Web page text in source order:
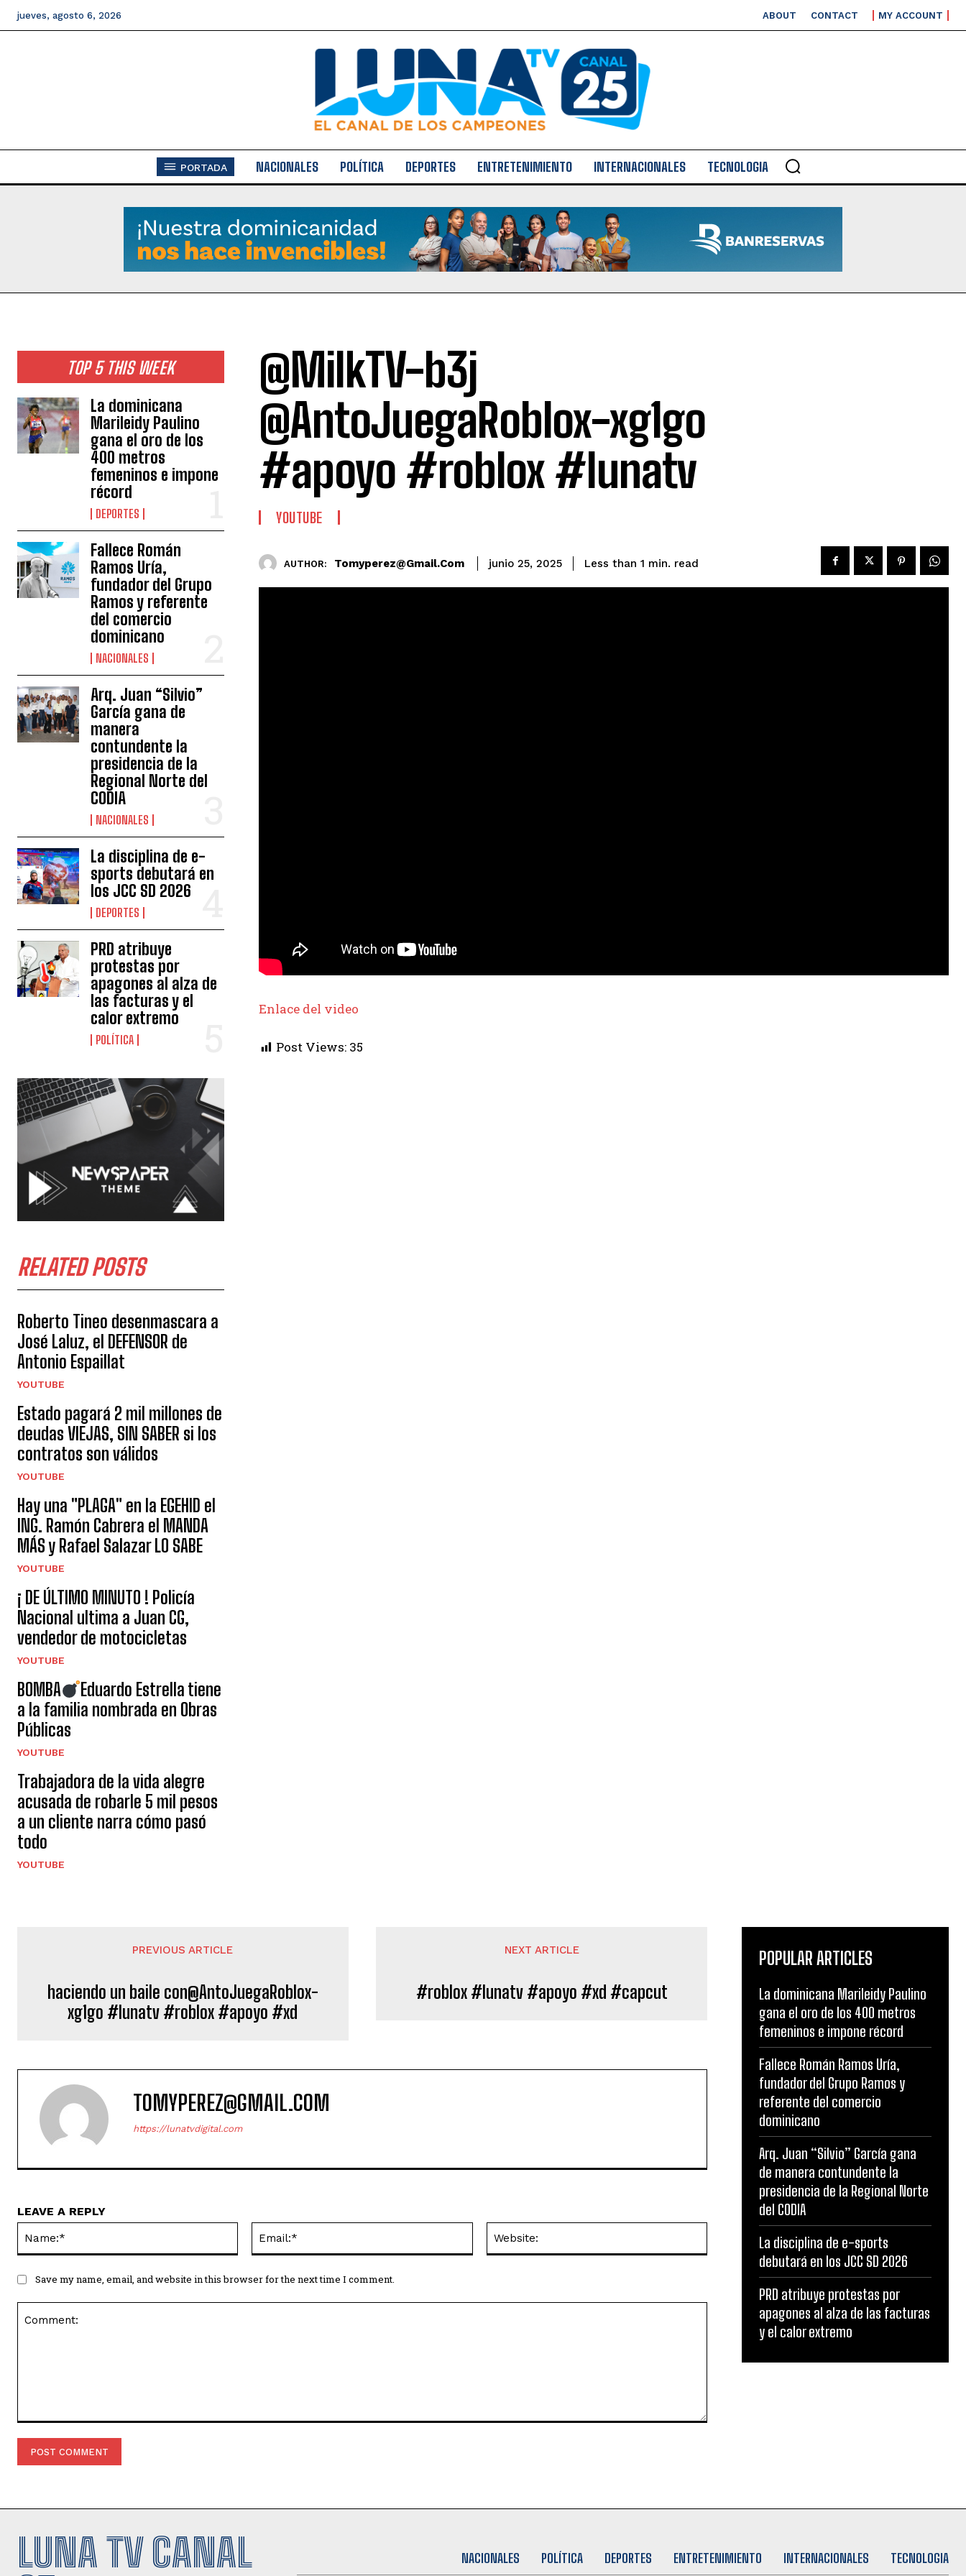
jueves, agosto 6, 2026 ABOUT CONTACT MY ACCOUNT
PORTADA NACIONALES POLÍTICA DEPORTES ENTRETENIMIENTO INTERNACIONALES TECNOLOGIA
TOP 5 THIS WEEK
La dominicana
Marileidy Paulino
gana el oro de los
400 metros
femeninos e impone
récord
DEPORTES
Fallece Román
Ramos Uría,
fundador del Grupo
Ramos y referente
del comercio
dominicano
NACIONALES
Arq. Juan “Silvio”
García gana de
manera
contundente la
presidencia de la
Regional Norte del
CODIA
NACIONALES
La disciplina de e-
sports debutará en
los JCC SD 2026
DEPORTES
PRD atribuye
protestas por
apagones al alza de
las facturas y el
calor extremo
POLÍTICA
RELATED POSTS
Roberto Tineo desenmascara a
José Laluz, el DEFENSOR de
Antonio Espaillat
YOUTUBE
Estado pagará 2 mil millones de
deudas VIEJAS, SIN SABER si los
contratos son válidos
YOUTUBE
Hay una "PLAGA" en la EGEHID el
ING. Ramón Cabrera el MANDA
MÁS y Rafael Salazar LO SABE
YOUTUBE
¡ DE ÚLTIMO MINUTO ! Policía
Nacional ultima a Juan CG,
vendedor de motocicletas
YOUTUBE
BOMBA
Eduardo Estrella tiene
a la familia nombrada en Obras
Públicas
YOUTUBE
Trabajadora de la vida alegre
acusada de robarle 5 mil pesos
a un cliente narra cómo pasó
todo
YOUTUBE
@MilkTV-b3j
@AntoJuegaRoblox-xg1go
#apoyo #roblox #lunatv
YOUTUBE
AUTHOR: Tomyperez@gmail.com junio 25, 2025 Less than 1 min. read
Enlace del video
Post Views: 35
PREVIOUS ARTICLE
haciendo un baile con@AntoJuegaRoblox-
xg1go #lunatv #roblox #apoyo #xd
NEXT ARTICLE
#roblox #lunatv #apoyo #xd #capcut
TOMYPEREZ@GMAIL.COM
https://lunatvdigital.com
LEAVE A REPLY
Save my name, email, and website in this browser for the next time I comment.
POPULAR ARTICLES
La dominicana Marileidy Paulino
gana el oro de los 400 metros
femeninos e impone récord
Fallece Román Ramos Uría,
fundador del Grupo Ramos y
referente del comercio
dominicano
Arq. Juan “Silvio” García gana
de manera contundente la
presidencia de la Regional Norte
del CODIA
La disciplina de e-sports
debutará en los JCC SD 2026
PRD atribuye protestas por
apagones al alza de las facturas
y el calor extremo
LUNA TV CANAL
NACIONALES POLÍTICA DEPORTES ENTRETENIMIENTO INTERNACIONALES TECNOLOGIA